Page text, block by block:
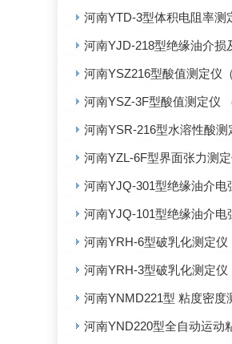
河南YTD-3型体积电阻率测
河南YJD-218型绝缘油介损
河南YSZ216型酸值测定仪
河南YSZ-3F型酸值测定仪
河南YSR-216型水溶性酸测
河南YZL-6F型界面张力测
河南YJQ-301型绝缘油介电
河南YJQ-101型绝缘油介电
河南YRH-6型破乳化测定仪
河南YRH-3型破乳化测定仪
河南YNMD221型 粘度密度
河南YND220型全自动运动